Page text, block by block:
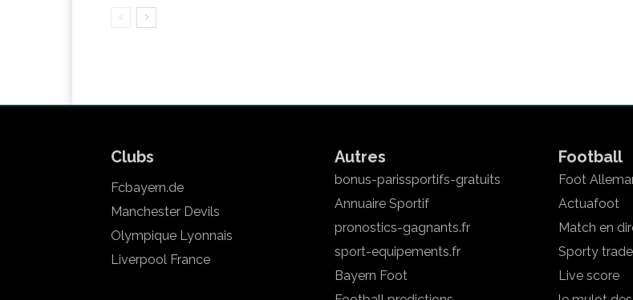
Clubs
Fcbayern.de
Manchester Devils
Olympique Lyonnais
Liverpool France
Autres
bonus-parissportifs-gratuits
Annuaire Sportif
pronostics-gagnants.fr
sport-equipements.fr
Bayern Foot
Football
Foot
Actuafoot
Match en
Sporty
Live score